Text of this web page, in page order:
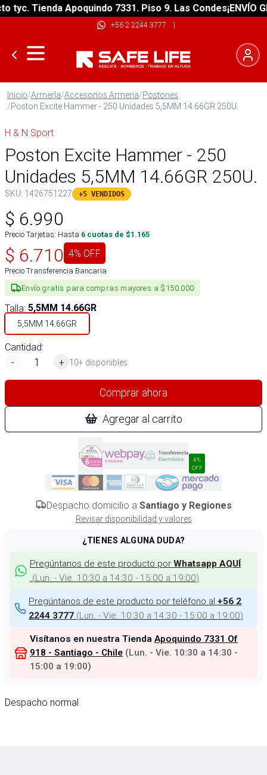
Tienda Apoquindo 7331. Piso 9. Las Condes¡ENVÍO
+56 2 2244 3777 |
Inicio/Armería/Accesorios Armeria/Postones
/Poston Excite Hammer - 250 Unidades 5,5MM 14.66GR 250U.
H & N Sport
Poston Excite Hammer - 250
Unidades 5,5MM 14.66GR 250U.
SKU: 1426751227 +5 VENDIDOS
$ 6.990
Precio Tarjetas: Hasta 6 cuotas de $1.165
$ 6.710 4% OFF
Precio Transferencia Bancaria
Envío gratis para compras mayores a $150.000
Talla: 5,5MM 14.66GR
5,5MM 14.66GR
Cantidad:
-
+ 10+ disponibles
Comprar ahora
Agregar al carrito
4%
OFF
Despacho domicilio a Santiago y Regiones
Revisar disponibilidad y valores
¿TIENES ALGUNA DUDA?
Pregúntanos de este producto por Whatsapp AQUÍ
(Lun. - Vie. 10:30 a 14:30 - 15:00 a 19:00)
Pregúntanos de este producto por teléfono al +56 2
2244 3777 (Lun. - Vie. 10:30 a 14:30 - 15:00 a 19:00)
Visítanos en nuestra Tienda Apoquindo 7331 Of
918 - Santiago - Chile (Lun. - Vie. 10:30 a 14:30 -
15:00 a 19:00)
Despacho normal